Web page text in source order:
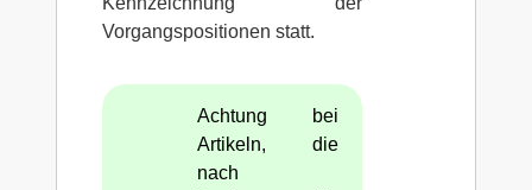
Vorgangspositionen statt.
Achtung bei
Artikeln, die
nach